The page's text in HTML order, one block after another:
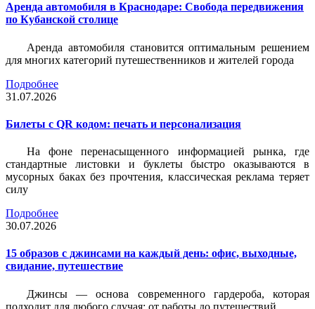
Аренда автомобиля в Краснодаре: Свобода передвижения
по Кубанской столице
Аренда автомобиля становится оптимальным решением
для многих категорий путешественников и жителей города
Подробнее
31.07.2026
Билеты c QR кодом: печать и персонализация
На фоне перенасыщенного информацией рынка, где
стандартные листовки и буклеты быстро оказываются в
мусорных баках без прочтения, классическая реклама теряет
силу
Подробнее
30.07.2026
15 образов с джинсами на каждый день: офис, выходные,
свидание, путешествие
Джинсы — основа современного гардероба, которая
подходит для любого случая: от работы до путешествий